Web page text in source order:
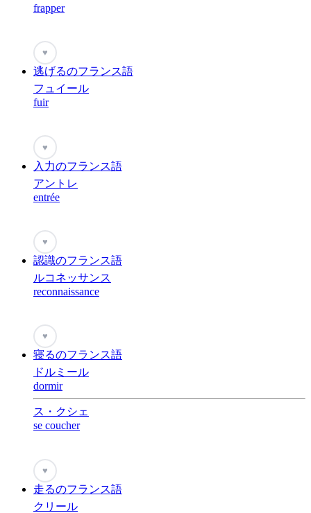
frapper
♥
逃げるのフランス語
フュイール
fuir
♥
入力のフランス語
アントレ
entrée
♥
認識のフランス語
ルコネッサンス
reconnaissance
♥
寝るのフランス語
ドルミール
dormir
ス・クシェ
se coucher
♥
走るのフランス語
クリール